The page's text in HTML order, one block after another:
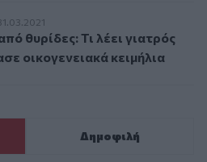
θυρίδες: Τι λέει γιατρός που
θυρίδες: Τι λέει γιατρός
οικογενειακά κειμήλια
Δημοφιλή